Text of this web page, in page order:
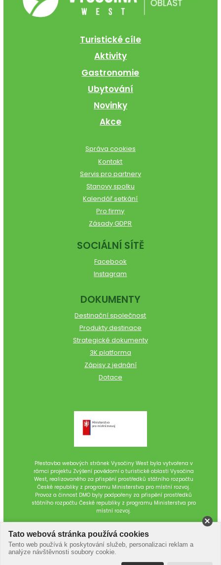
Turistické cíle
Aktivity
Gastronomie
Ubytování
Novinky
Akce
Správa cookies
Kontakt
Servis pro partnery
Stanovy spolku
Kalendář setkání
Pro firmy
Zásady GDPR
SOCIÁLNÍ SÍTĚ
Facebook
Instagram
DOKUMENTY
Destinační společnost
Produkty destinace
Strategické dokumenty
3K platforma
Zápisy z jednání
Dotace
Přestavba webových stránek Vysočiny West byla vytvořena v
rámci projektu Zvýšení povědomí o turistické oblasti Vysočina
West, realizovaného za přispění prostředků státního rozpočtu
České republiky z programu Ministerstva pro místní rozvoj.
Provoz a činnost DMO byly podpořeny za přispění prostředků
státního rozpočtu České republiky z programu Ministerstva pro
místní rozvoj.
Tato webová stránka používá cookies
Tento web používá k poskytování služeb, personalizaci reklam a
analýze návštěvnosti soubory cookie.